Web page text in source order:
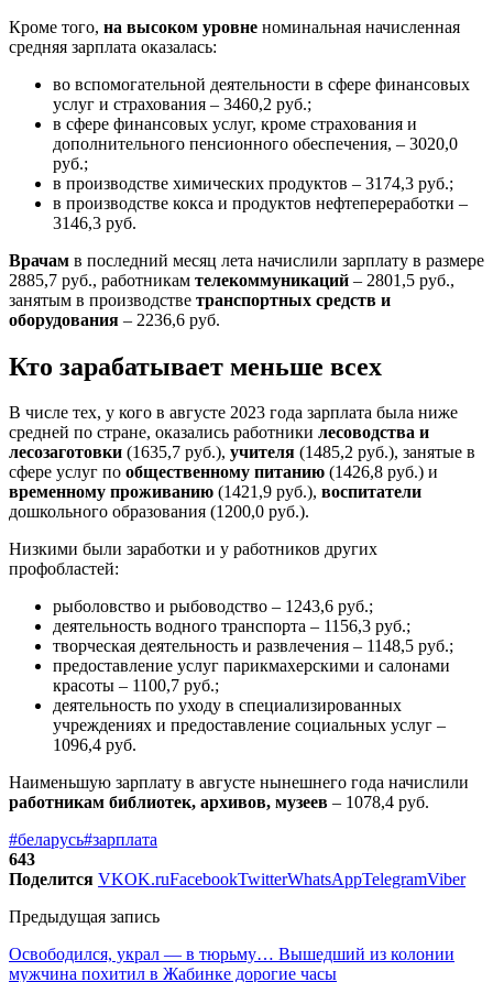
Кроме того, на высоком уровне номинальная начисленная
средняя зарплата оказалась:
во вспомогательной деятельности в сфере финансовых
услуг и страхования – 3460,2 руб.;
в сфере финансовых услуг, кроме страхования и
дополнительного пенсионного обеспечения, – 3020,0
руб.;
в производстве химических продуктов – 3174,3 руб.;
в производстве кокса и продуктов нефтепереработки –
3146,3 руб.
Врачам в последний месяц лета начислили зарплату в размере
2885,7 руб., работникам телекоммуникаций – 2801,5 руб.,
занятым в производстве транспортных средств и
оборудования – 2236,6 руб.
Кто зарабатывает меньше всех
В числе тех, у кого в августе 2023 года зарплата была ниже
средней по стране, оказались работники лесоводства и
лесозаготовки (1635,7 руб.), учителя (1485,2 руб.), занятые в
сфере услуг по общественному питанию (1426,8 руб.) и
временному проживанию (1421,9 руб.), воспитатели
дошкольного образования (1200,0 руб.).
Низкими были заработки и у работников других
профобластей:
рыболовство и рыбоводство – 1243,6 руб.;
деятельность водного транспорта – 1156,3 руб.;
творческая деятельность и развлечения – 1148,5 руб.;
предоставление услуг парикмахерскими и салонами
красоты – 1100,7 руб.;
деятельность по уходу в специализированных
учреждениях и предоставление социальных услуг –
1096,4 руб.
Наименьшую зарплату в августе нынешнего года начислили
работникам библиотек, архивов, музеев – 1078,4 руб.
#беларусь#зарплата
643
Поделится VKOK.ruFacebookTwitterWhatsAppTelegramViber
Предыдущая запись
Освободился, украл — в тюрьму… Вышедший из колонии
мужчина похитил в Жабинке дорогие часы